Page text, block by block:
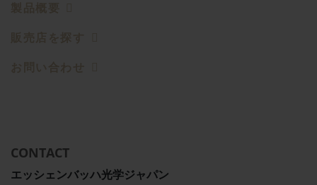
CONTACT
エッシェンバッハ光学ジャパン